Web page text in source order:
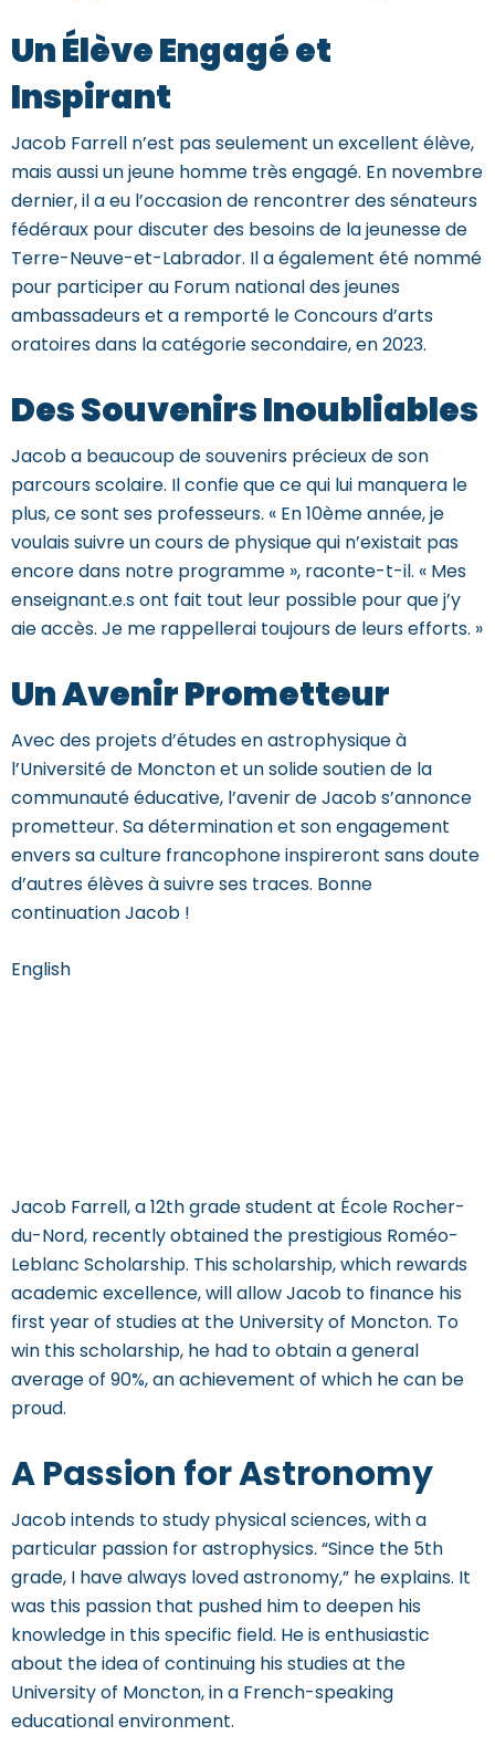
Un Élève Engagé et
Inspirant
Jacob Farrell n’est pas seulement un excellent élève,
mais aussi un jeune homme très engagé. En novembre
dernier, il a eu l’occasion de rencontrer des sénateurs
fédéraux pour discuter des besoins de la jeunesse de
Terre-Neuve-et-Labrador. Il a également été nommé
pour participer au Forum national des jeunes
ambassadeurs et a remporté le Concours d’arts
oratoires dans la catégorie secondaire, en 2023.
Des Souvenirs Inoubliables
Jacoba beaucoup de souvenirs précieux de son
parcours scolaire. Il confie que ce qui lui manquera le
plus, ce sont ses professeurs. « En 10ème année, je
voulais suivre un cours de physique qui n’existait pas
encore dans notre programme », raconte-t-il. « Mes
enseignant.e.s ont fait tout leur possible pour que j’y
aie accès. Je me rappellerai toujours de leurs efforts. »
Un Avenir Prometteur
Avec des projets d’études en astrophysique à
l’Université de Moncton et un solide soutien de la
communauté éducative, l’avenir deJacobs’annonce
prometteur. Sa détermination et son engagement
envers sa culture francophone inspireront sans doute
d’autres élèves à suivre ses traces. Bonne
continuationJacob !
English
Jacob Farrell, a 12th grade student at École Rocher-
du-Nord, recently obtained the prestigious Roméo-
Leblanc Scholarship. This scholarship, which rewards
academic excellence, will allow Jacob to finance his
first year of studies at the University of Moncton. To
win this scholarship, he had to obtain a general
average of 90%, an achievement of which he can be
proud.
A Passion for Astronomy
Jacob intends to study physical sciences, with a
particular passion for astrophysics. “Since the 5th
grade, I have always loved astronomy,” he explains. It
was this passion that pushed him to deepen his
knowledge in this specific field. He is enthusiastic
about the idea of ​​continuing his studies at the
University of Moncton, in a French-speaking
educational environment.